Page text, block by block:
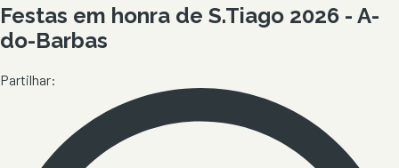
Festas em honra de S.Tiago 2026 - A-
do-Barbas
Partilhar: